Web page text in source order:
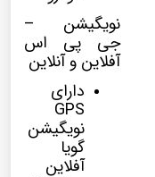
نویگیشن –
جی پی اس
آفلاین و آنلاین
دارای
GPS
نویگیشن
گویا
آفلاین